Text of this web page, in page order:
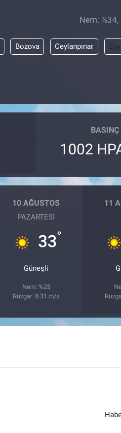
Nem:
Bozova Ceylanpınar
BASINÇ
1002
10 AĞUSTOS
PAZARTESI
33°
Güneşli
Nem: %25
Rüzgar: 8.31 m/s
11